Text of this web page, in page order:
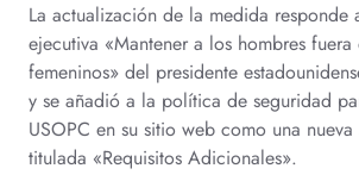
La actualización de la medida responde
ejecutiva «Mantener a los hombres
femeninos» del presidente
y se añadió a la política de seguridad
USOPC en su sitio web como una
titulada «Requisitos Adicionales».